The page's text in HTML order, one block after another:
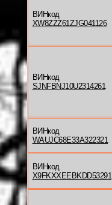
ВИНкод
XW8ZZZ61ZJG041126
ВИНкод
SJNFBNJ10U2314261
ВИНкод
WAUJC68E33A322321
ВИНкод
X9FKXXEEBKDD53291